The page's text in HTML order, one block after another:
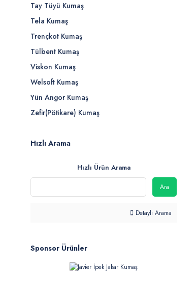
Tay Tüyü Kumaş
Tela Kumaş
Trençkot Kumaş
Tülbent Kumaş
Viskon Kumaş
Welsoft Kumaş
Yün Angor Kumaş
Zefir(Pötikare) Kumaş
Hızlı Arama
Hızlı Ürün Arama
Ara
Detaylı Arama
Sponsor Ürünler